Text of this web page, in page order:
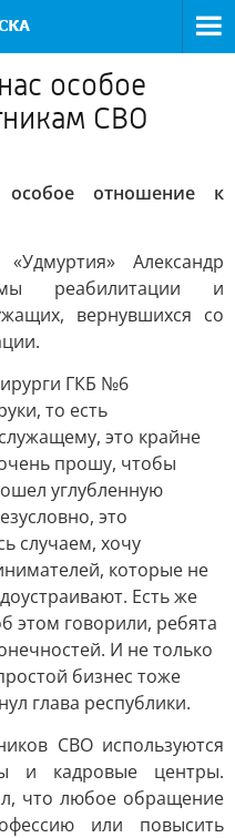
особое
СВО
отношение к
Александр
реабилитации и
вернувшихся со
ГКБ №6
то есть
это крайне
прошу, чтобы
углубленную
это
случаем, хочу
которые не
Есть же
этом говорили, ребята
И не только
бизнес тоже
глава республики.
СВО используются
и кадровые центры.
что любое обращение
или повысить